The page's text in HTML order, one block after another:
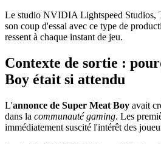
Le studio NVIDIA Lightspeed Studios,
son coup d'essai avec ce type de
ressent à chaque instant de jeu.
Contexte de sortie :
Boy était si attendu
L'annonce de Super Meat Boy avait
dans la communauté gaming. Les
immédiatement suscité l'intérêt des